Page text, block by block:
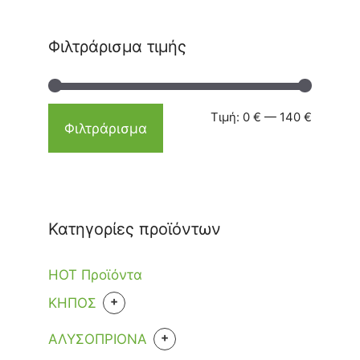
Φιλτράρισμα τιμής
Φιλτράρισμα
Τιμή: 0 € — 140 €
Κατηγορίες προϊόντων
HOT Προϊόντα
KHΠΟΣ
+
ΕΡΓΑΛΕΙΑ
ΑΛΥΣΟΠΡΙΟΝΑ +